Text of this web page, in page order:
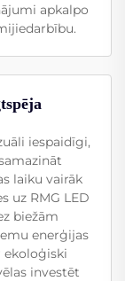
apkalpo
iespaidīgi,
laiku vairāk
uz RMG LED
biežām
enerģijas
ekoloģiski
investēt